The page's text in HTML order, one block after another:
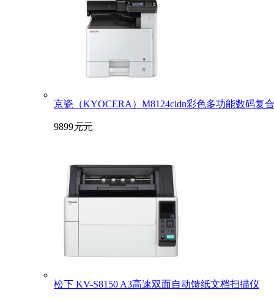
京瓷（KYOCERA）M8124cidn彩色多功能数码复
9899元元
松下 KV-S8150 A3高速双面自动馈纸文档扫描仪